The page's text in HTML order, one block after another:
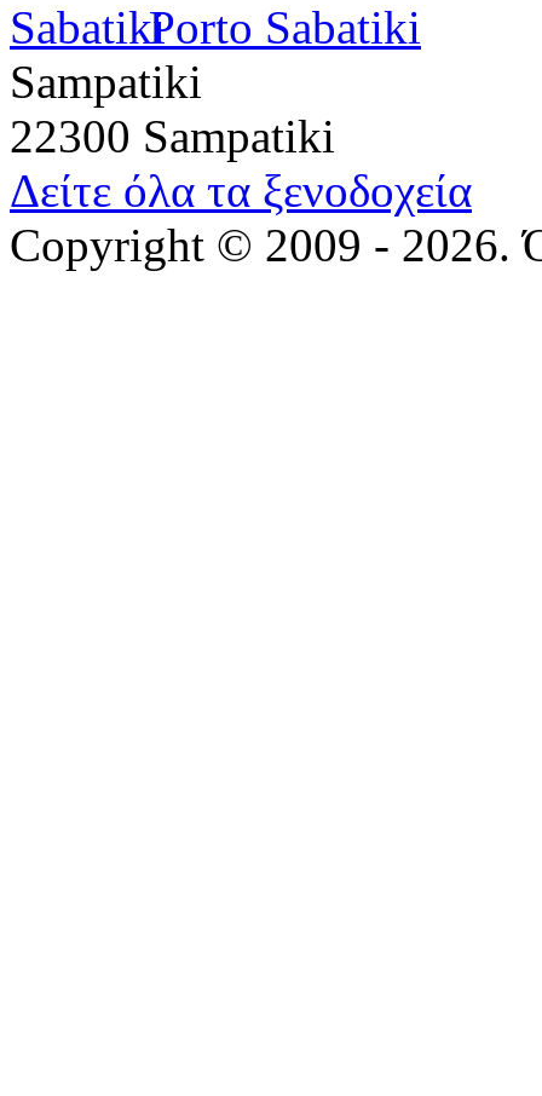
Porto Sabatiki
Sampatiki
22300 Sampatiki
Δείτε όλα τα ξενοδοχεία
Copyright © 2009 - 2026.